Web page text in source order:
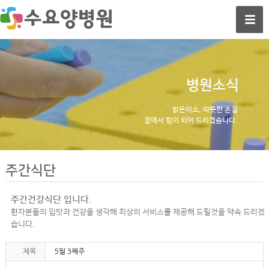
병원소식
밝은미소, 따뜻한 손길
곁에서 힘이 되어 드리겠습니다.
주간식단
주간건강식단 입니다.
환자분들의 입맛과 건강을 생각해 최상의 서비스를 제공해 드릴것을 약속 드리겠
습니다.
제목 5월 3째주